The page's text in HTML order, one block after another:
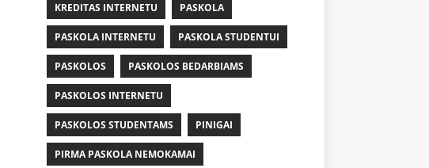
KREDITAS INTERNETU PASKOLA
PASKOLA INTERNETU PASKOLA STUDENTUI
PASKOLOS PASKOLOS BEDARBIAMS
PASKOLOS INTERNETU
PASKOLOS STUDENTAMS PINIGAI
PIRMA PASKOLA NEMOKAMAI